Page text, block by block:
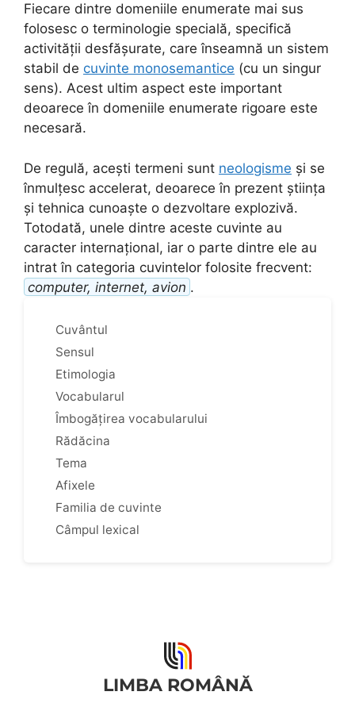
Fiecare dintre domeniile enumerate mai sus
folosesc o terminologie specială, specifică
activității desfășurate, care înseamnă un sistem
stabil de cuvinte monosemantice (cu un singur
sens). Acest ultim aspect este important
deoarece în domeniile enumerate rigoare este
necesară.
De regulă, acești termeni sunt neologisme și se
înmulțesc accelerat, deoarece în prezent știința
și tehnica cunoaște o dezvoltare explozivă.
Totodată, unele dintre aceste cuvinte au
caracter internațional, iar o parte dintre ele au
intrat în categoria cuvintelor folosite frecvent:
computer, internet, avion .
Cuvântul
Sensul
Etimologia
Vocabularul
Îmbogățirea vocabularului
Rădăcina
Tema
Afixele
Familia de cuvinte
Câmpul lexical
LIMBA ROMÂNĂ